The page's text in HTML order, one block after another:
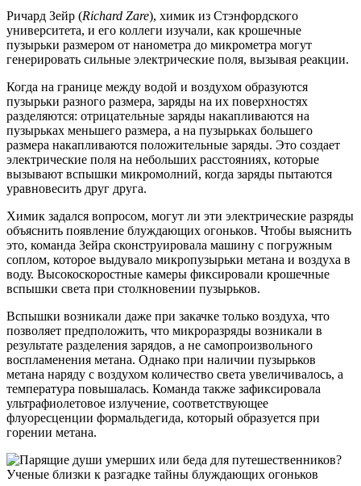
Ричард Зейр (Richard Zare), химик из Стэнфордского
университета, и его коллеги изучали, как крошечные
пузырьки размером от нанометра до микрометра могут
генерировать сильные электрические поля, вызывая реакции.
Когда на границе между водой и воздухом образуются
пузырьки разного размера, заряды на их поверхностях
разделяются: отрицательные заряды накапливаются на
пузырьках меньшего размера, а на пузырьках большего
размера накапливаются положительные заряды. Это создает
электрические поля на небольших расстояниях, которые
вызывают вспышки микромолний, когда заряды пытаются
уравновесить друг друга.
Химик задался вопросом, могут ли эти электрические разряды
объяснить появление блуждающих огоньков. Чтобы выяснить
это, команда Зейра сконструировала машину с погружным
соплом, которое выдувало микропузырьки метана и воздуха в
воду. Высокоскоростные камеры фиксировали крошечные
вспышки света при столкновении пузырьков.
Вспышки возникали даже при закачке только воздуха, что
позволяет предположить, что микроразряды возникали в
результате разделения зарядов, а не самопроизвольного
воспламенения метана. Однако при наличии пузырьков
метана наряду с воздухом количество света увеличивалось, а
температура повышалась. Команда также зафиксировала
ультрафиолетовое излучение, соответствующее
флуоресценции формальдегида, который образуется при
горении метана.